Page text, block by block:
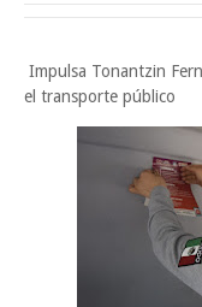
Impulsa Tonantzin
el transporte público